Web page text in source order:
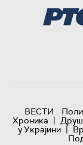
ВЕСТИ
Хроника |
у Украјини |